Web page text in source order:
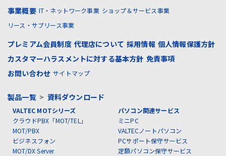
事業概要 IT・ネットワーク事業 ショップ＆サービス事業
リース・サブリース事業
プレミアム会員制度 代理店について 採用情報 個人情報保護方針
カスタマーハラスメントに対する基本方針 免責事項
お問い合わせ サイトマップ
製品一覧> 資料ダウンロード
VALTEC MOTシリーズ
クラウドPBX「MOT/TEL」
MOT/PBX
ビジネスフォン
MOT/DX Server
パソコン関連サービス
ミニPC
VALTECノートパソコン
PCサポート保守サービス
定額パソコン保守サービス